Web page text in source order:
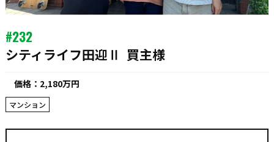
#232
シティライフ田迎Ⅱ 買主様
価格：2,180万円
マンション